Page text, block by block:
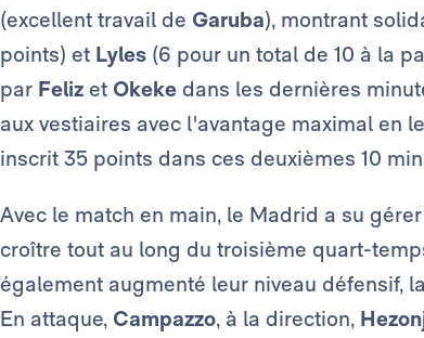
(excellent travail de Garuba), montrant
points) et Lyles (6 pour un total de 10 à la
par Feliz et Okeke dans les dernières
aux vestiaires avec l'avantage maximal en
inscrit 35 points dans ces deuxièmes 10
Avec le match en main, le Madrid a su
croître tout au long du troisième quart-
également augmenté leur niveau défensif,
En attaque, Campazzo, à la direction,